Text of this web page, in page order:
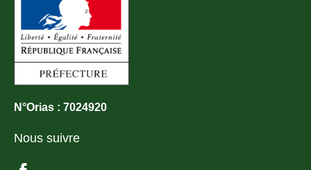
N°Orias : 7024920
Nous suivre